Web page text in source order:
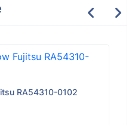
RA54310-0102